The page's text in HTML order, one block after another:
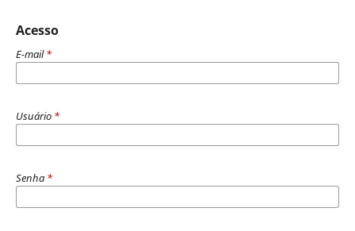
Acesso
E-mail*
Usuário *
Senha *